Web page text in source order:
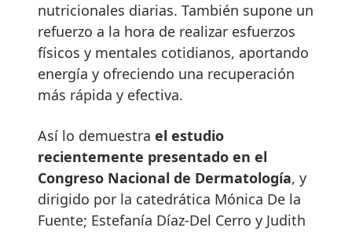
nutricionales diarias. También supone un
refuerzo a la hora de realizar esfuerzos
físicos y mentales cotidianos, aportando
energía y ofreciendo una recuperación
más rápida y efectiva.
Así lo demuestra el estudio
recientemente presentado en el
Congreso Nacional de Dermatología, y
dirigido por la catedrática Mónica De la
Fuente; Estefanía Díaz-Del Cerro y Judith